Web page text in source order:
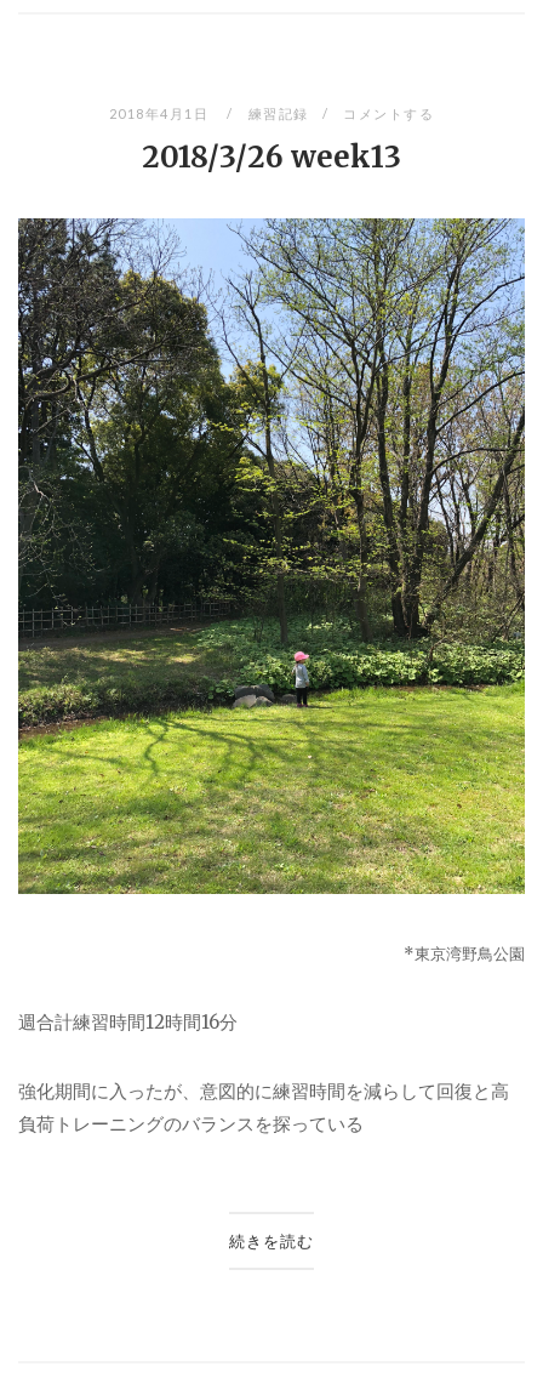
2018年4月1日 練習記録 コメントする
2018/3/26 week13
*東京湾野鳥公園
週合計練習時間12時間16分
強化期間に入ったが、意図的に練習時間を減らして回復と高
負荷トレーニングのバランスを探っている
続きを読む